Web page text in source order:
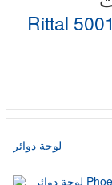
Rittal
لوحة دوائر